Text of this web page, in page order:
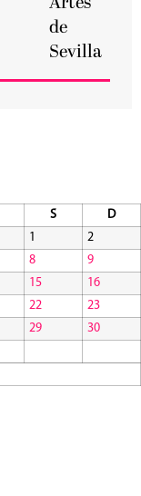
de
Sevilla
S
D
1
2
8
9
15
16
22
23
29
30